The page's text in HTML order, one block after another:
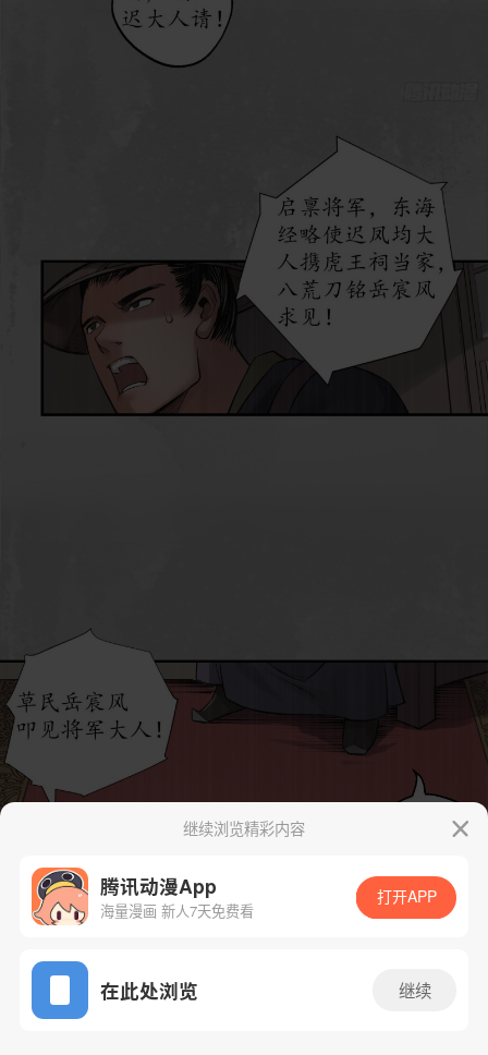
App免费看
继续浏览精彩内容
腾讯动漫App
海量漫画 新人7天免费看
打开APP
在此处浏览 继续